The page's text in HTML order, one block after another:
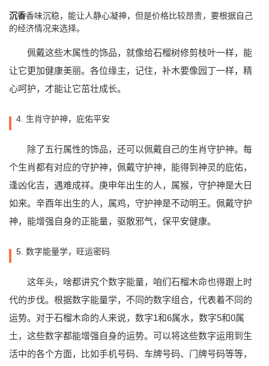
沉香香味沉稳，能让人静心凝神，但是价格比较昂贵，要根据自己
的经济情况来选择。
佩戴这些木属性的饰品，就像给石榴树修剪枝叶一样，能
让它更加健康美丽。各位缘主，记住，补木要像园丁一样，精
心呵护，才能让它茁壮成长。
4. 生肖守护神，庇佑平安
除了五行属性的饰品，还可以佩戴自己的生肖守护神。每
个生肖都有对应的守护神，佩戴守护神，能得到神灵的庇佑，
逢凶化吉，遇难成祥。庚申年出生的人，属猴，守护神是大日
如来。辛酉年出生的人，属鸡，守护神是不动明王。佩戴守护
神，能增强自身的正能量，驱散邪气，保平安健康。
5. 数字能量学，旺运密码
这年头，啥都讲究个数字能量，咱们石榴木命也得跟上时
代的步伐。根据数字能量学，不同的数字组合，代表着不同的
运势。对于石榴木命的人来说，数字1和6属水，数字5和0属
土，这些数字都能增强自身的运势。可以将这些数字运用到生
活中的各个方面，比如手机号码、车牌号码、门牌号码等等，